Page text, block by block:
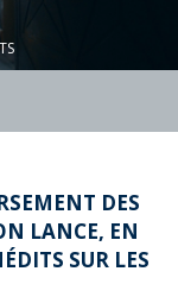
DES
LANCE, EN
SUR LES